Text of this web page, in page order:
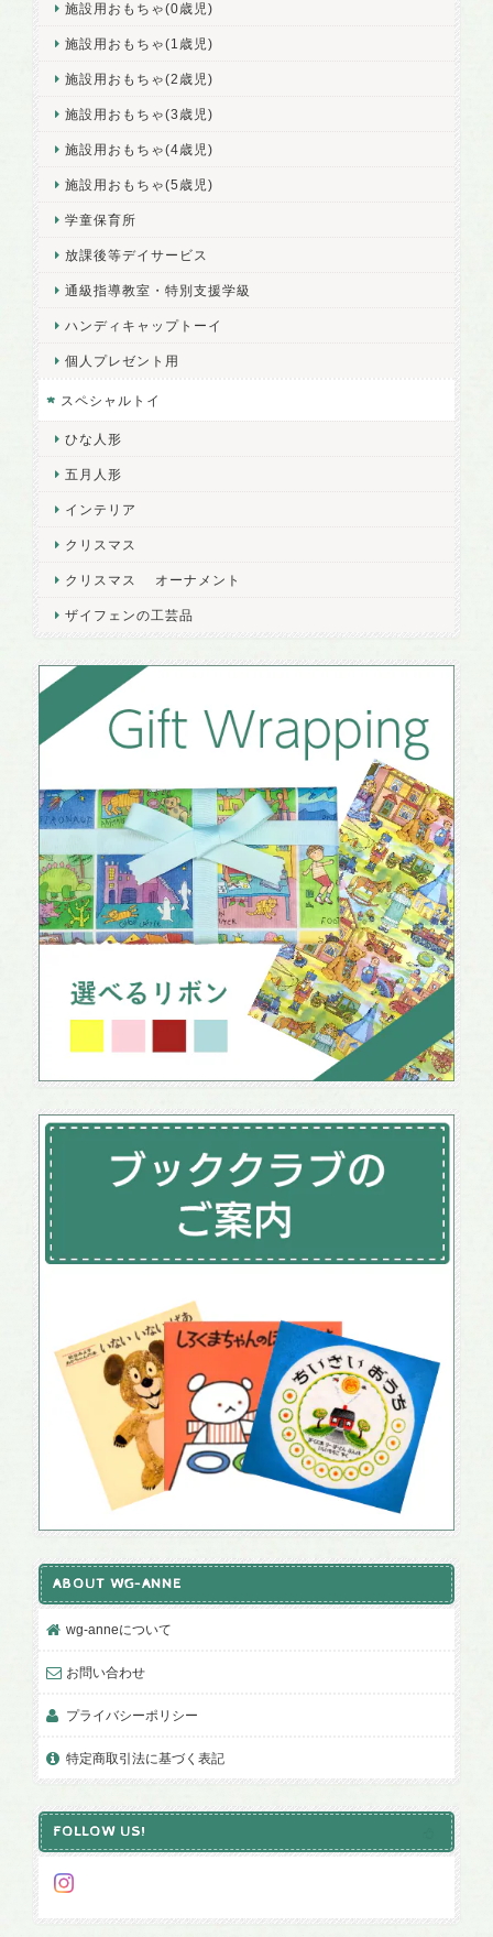
施設用おもちゃ(0歳児)
施設用おもちゃ(1歳児)
施設用おもちゃ(2歳児)
施設用おもちゃ(3歳児)
施設用おもちゃ(4歳児)
施設用おもちゃ(5歳児)
学童保育所
放課後等デイサービス
通級指導教室・特別支援学級
ハンディキャップトーイ
個人プレゼント用
スペシャルトイ
ひな人形
五月人形
インテリア
クリスマス
クリスマス オーナメント
ザイフェンの工芸品
ABOUT WG-ANNE
wg-anneについて
お問い合わせ
プライバシーポリシー
特定商取引法に基づく表記
FOLLOW US!